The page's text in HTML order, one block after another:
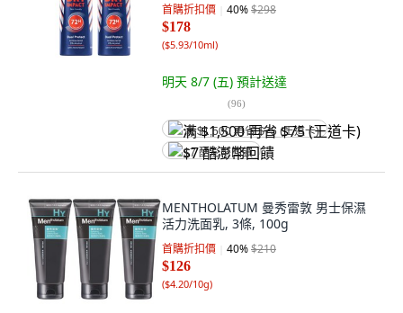
首購折扣價 40%$298
$178
($5.93/10ml)
明天 8/7 (五) 預計送達
(96)
满 $1,500 再省 $75 (王道卡)
$7 酷澎幣回饋
MENTHOLATUM 曼秀雷敦 男士保濕
活力洗面乳, 3條, 100g
首購折扣價 40%$210
$126
($4.20/10g)